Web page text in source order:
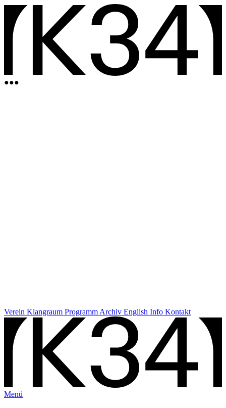
●●●
Verein Klangraum Programm Archiv English Info Kontakt
Menü